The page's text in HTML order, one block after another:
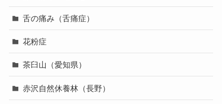
舌の痛み（舌痛症）
花粉症
茶臼山（愛知県）
赤沢自然休養林（長野）